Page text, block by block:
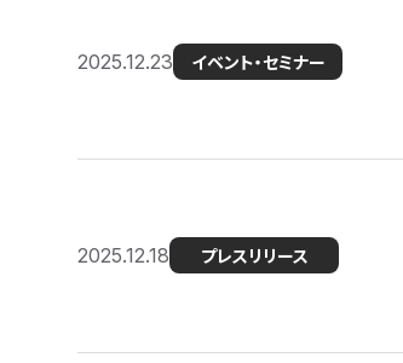
2025.12.23 イベント・セミナー
2025.12.18 プレスリリース